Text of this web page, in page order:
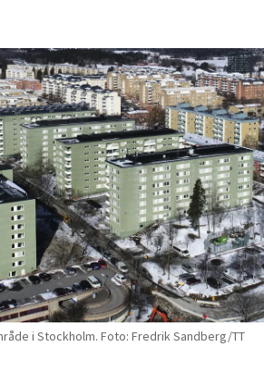
i Stockholm. Foto: Fredrik Sandberg/TT